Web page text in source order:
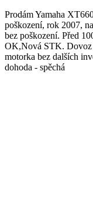
Prodám Yamaha
poškození, rok 2007,
bez poškození. Před
OK,Nová STK. Dovoz
motorka bez dalších
dohoda - spěchá